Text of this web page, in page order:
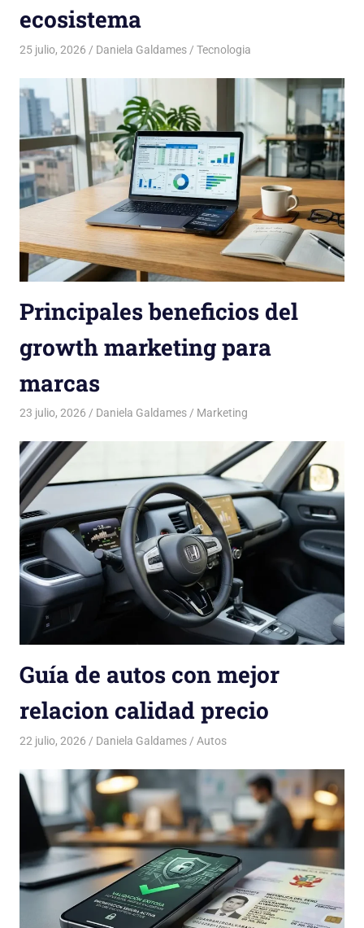
ecosistema
25 julio, 2026 Daniela Galdames Tecnologia
Principales beneficios del
growth marketing para
marcas
23 julio, 2026 Daniela Galdames Marketing
Guía de autos con mejor
relacion calidad precio
22 julio, 2026 Daniela Galdames Autos